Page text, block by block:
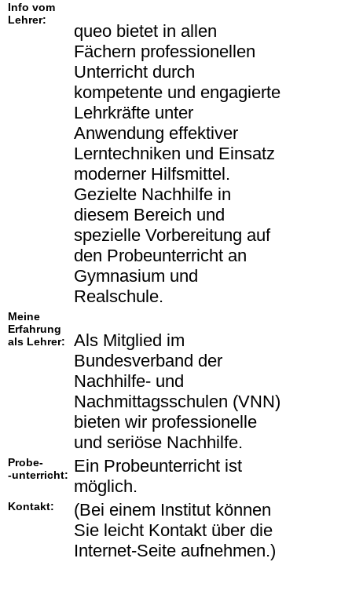
Info vom
Lehrer:
queo bietet in allen
Fächern professionellen
Unterricht durch
kompetente und engagierte
Lehrkräfte unter
Anwendung effektiver
Lerntechniken und Einsatz
moderner Hilfsmittel.
Gezielte Nachhilfe in
diesem Bereich und
spezielle Vorbereitung auf
den Probeunterricht an
Gymnasium und
Realschule.
Meine
Erfahrung
als Lehrer:
Als Mitglied im
Bundesverband der
Nachhilfe- und
Nachmittagsschulen (VNN)
bieten wir professionelle
und seriöse Nachhilfe.
Probe-
-unterricht: Ein Probeunterricht ist
möglich.
Kontakt:
(Bei einem Institut können
Sie leicht Kontakt über die
Internet-Seite aufnehmen.)